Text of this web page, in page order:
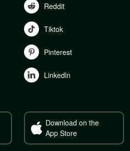
Reddit
Tiktok
Pinterest
Linkedln
Download on the
App Store